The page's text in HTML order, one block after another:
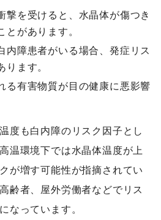
撃を受けると、水晶体が傷つき
があります。
内障患者がいる場合、発症リス
ます。
る有害物質が目の健康に悪影響
度も白内障のリスク因子とし
温環境下では水晶体温度が上
が増す可能性が指摘されてい
齢者、屋外労働者などでリス
なっています。